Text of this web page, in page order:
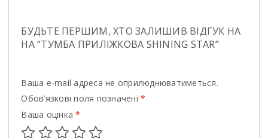
БУДЬТЕ ПЕРШИМ, ХТО ЗАЛИШИВ ВІДГУК НА
НА “ТУМБА ПРИЛІЖКОВА SHINING STAR”
Ваша e-mail адреса не оприлюднюватиметься.
Обов’язкові поля позначені*
Ваша оцінка*